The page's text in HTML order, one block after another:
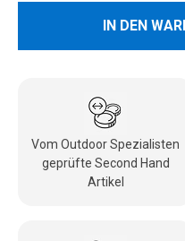
IN DEN
Vom Outdoor Spezialisten
geprüfte Second Hand
Artikel